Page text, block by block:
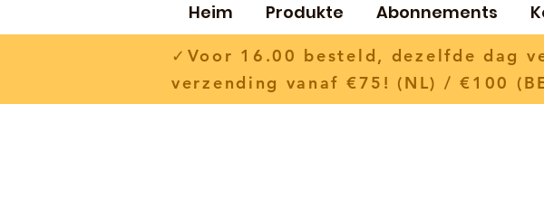
Heim Produkte Abonnements
✓Voor 16.00 besteld, dezelfde
verzending vanaf €75! (NL) / €100